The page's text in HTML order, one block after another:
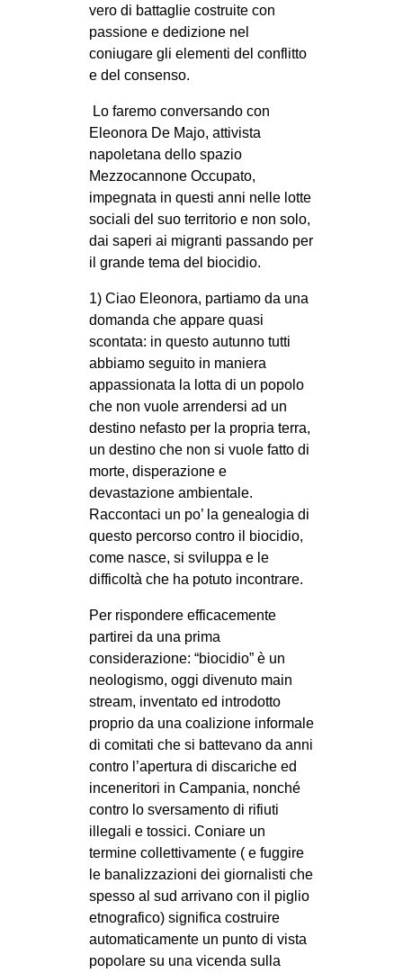
EUROPA
MONDO
EVENTI
in
Fb
bsky
vero di battaglie costruite con
passione e dedizione nel
coniugare gli elementi del conflitto
e del consenso.
Lo faremo conversando con
Eleonora De Majo, attivista
napoletana dello spazio
Mezzocannone Occupato,
impegnata in questi anni nelle lotte
sociali del suo territorio e non solo,
dai saperi ai migranti passando per
il grande tema del biocidio.
1) Ciao Eleonora, partiamo da una
domanda che appare quasi
scontata: in questo autunno tutti
abbiamo seguito in maniera
appassionata la lotta di un popolo
che non vuole arrendersi ad un
destino nefasto per la propria terra,
un destino che non si vuole fatto di
morte, disperazione e
devastazione ambientale.
Raccontaci un po’ la genealogia di
questo percorso contro il biocidio,
come nasce, si sviluppa e le
difficoltà che ha potuto incontrare.
Per rispondere efficacemente
partirei da una prima
considerazione: “biocidio” è un
neologismo, oggi divenuto main
stream, inventato ed introdotto
proprio da una coalizione informale
di comitati che si battevano da anni
contro l’apertura di discariche ed
inceneritori in Campania, nonché
contro lo sversamento di rifiuti
illegali e tossici. Coniare un
termine collettivamente ( e fuggire
le banalizzazioni dei giornalisti che
spesso al sud arrivano con il piglio
etnografico) significa costruire
automaticamente un punto di vista
popolare su una vicenda sulla